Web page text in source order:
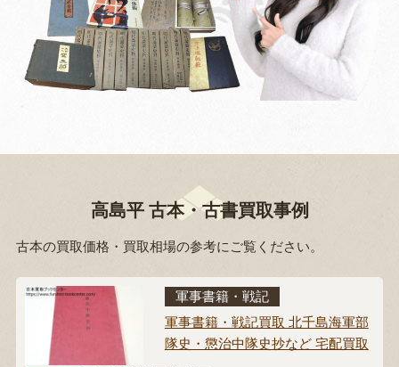
高島平 古本・古書買取事例
古本の買取価格・買取相場の参考にご覧ください。
軍事書籍・戦記
軍事書籍・戦記買取 北千島海軍部
隊史・懲治中隊史抄など 宅配買取